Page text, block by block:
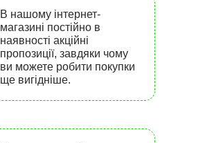
В нашому інтернет-
магазині постійно в
наявності акційні
пропозиції, завдяки чому
ви можете робити покупки
ще вигідніше.